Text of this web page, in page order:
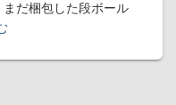
だ梱包した段ボール